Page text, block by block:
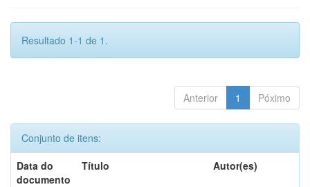
Resultado 1-1 de 1.
Anterior 1 Póximo
Conjunto de itens:
Data do
documento
Título Autor(es)